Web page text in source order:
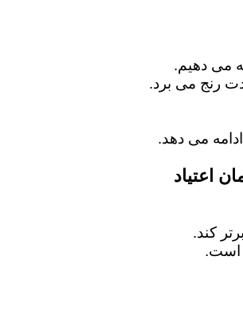
می دهیم.
رنج می برد.
می دهد.
اعتیاد
کند.
است.